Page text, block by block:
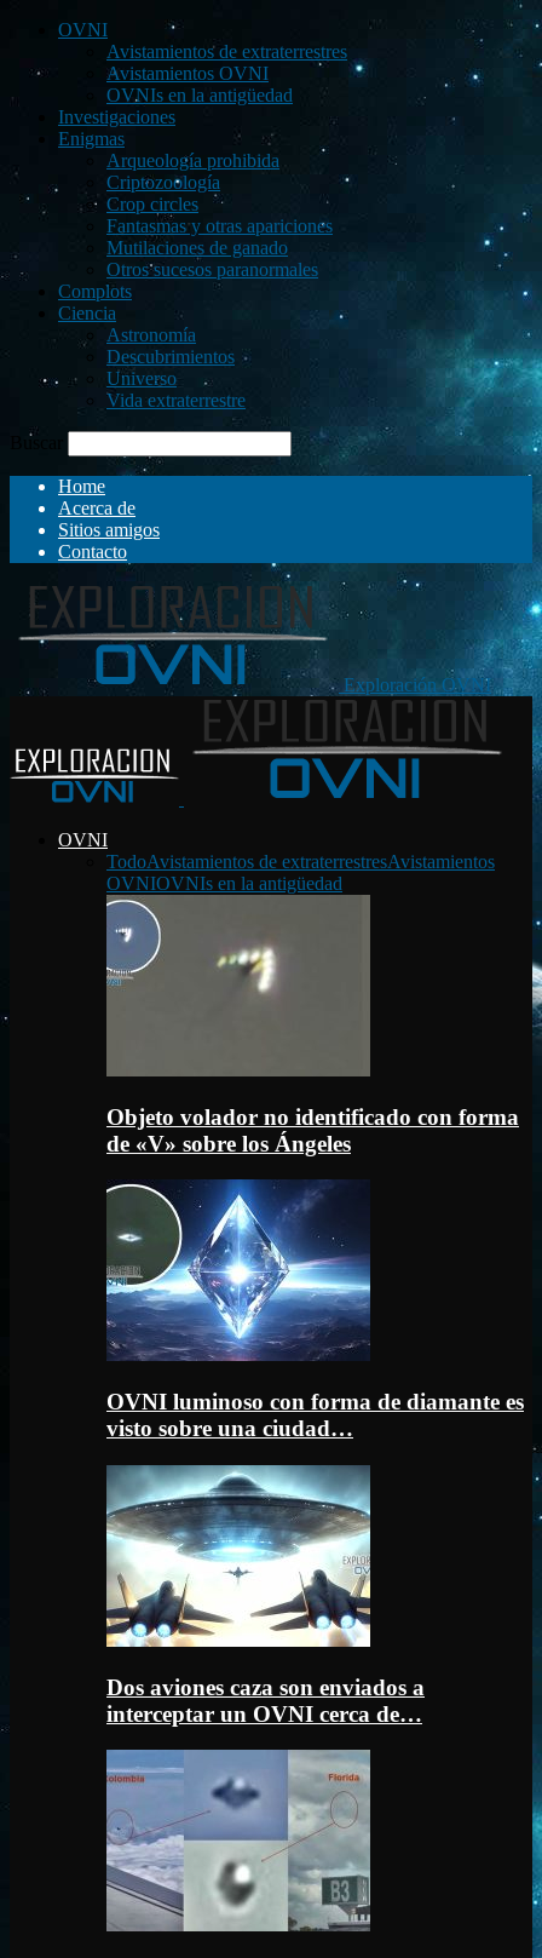
OVNI
Avistamientos de extraterrestres
Avistamientos OVNI
OVNIs en la antigüedad
Investigaciones
Enigmas
Arqueología prohibida
Criptozoología
Crop circles
Fantasmas y otras apariciones
Mutilaciones de ganado
Otros sucesos paranormales
Complots
Ciencia
Astronomía
Descubrimientos
Universo
Vida extraterrestre
Buscar
Home
Acerca de
Sitios amigos
Contacto
Exploración OVNI
OVNI
TodoAvistamientos de extraterrestresAvistamientos
OVNIOVNIs en la antigüedad
Objeto volador no identificado con forma
de «V» sobre los Ángeles
OVNI luminoso con forma de diamante es
visto sobre una ciudad…
Dos aviones caza son enviados a
interceptar un OVNI cerca de…